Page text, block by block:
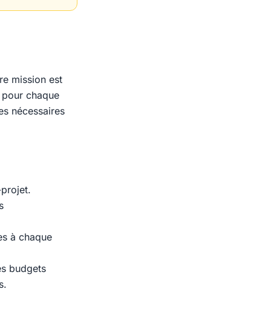
mission est
chaque
nécessaires
à chaque
budgets